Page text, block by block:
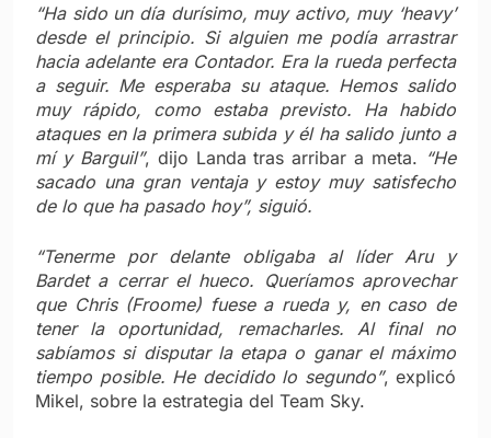
“Ha sido un día durísimo, muy activo, muy ‘heavy’
desde el principio. Si alguien me podía arrastrar
hacia adelante era Contador. Era la rueda perfecta
a seguir. Me esperaba su ataque. Hemos salido
muy rápido, como estaba previsto. Ha habido
ataques en la primera subida y él ha salido junto a
mí y Barguil”, dijo Landa tras arribar a meta. “He
sacado una gran ventaja y estoy muy satisfecho
de lo que ha pasado hoy”, siguió.
“Tenerme por delante obligaba al líder Aru y
Bardet a cerrar el hueco. Queríamos aprovechar
que Chris (Froome) fuese a rueda y, en caso de
tener la oportunidad, remacharles. Al final no
sabíamos si disputar la etapa o ganar el máximo
tiempo posible. He decidido lo segundo”, explicó
Mikel, sobre la estrategia del Team Sky.